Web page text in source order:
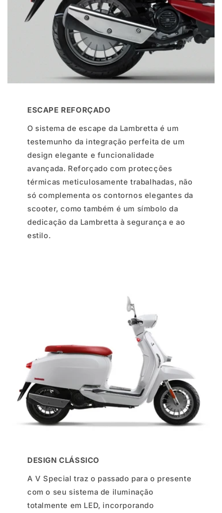
ESCAPE REFORÇADO
O sistema de escape da Lambretta é um
testemunho da integração perfeita de um
design elegante e funcionalidade
avançada. Reforçado com protecções
térmicas meticulosamente trabalhadas, não
só complementa os contornos elegantes da
scooter, como também é um símbolo da
dedicação da Lambretta à segurança e ao
estilo.
DESIGN CLÁSSICO
A V Special traz o passado para o presente
com o seu sistema de iluminação
totalmente em LED, incorporando